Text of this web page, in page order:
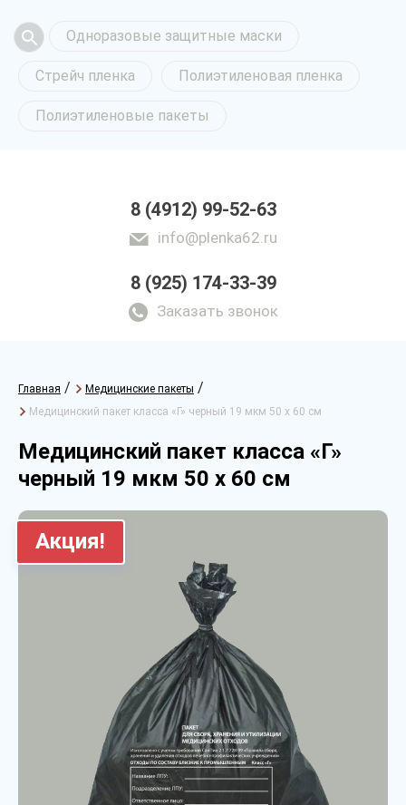
Одноразовые защитные маски
Стрейч пленка Полиэтиленовая пленка
Полиэтиленовые пакеты
8 (4912) 99-52-63
info@plenka62.ru
8 (925) 174-33-39
Заказать звонок
Главная / Медицинские пакеты /
Медицинский пакет класса «Г» черный 19 мкм 50 х 60 см
Медицинский пакет класса «Г»
черный 19 мкм 50 х 60 см
Акция!